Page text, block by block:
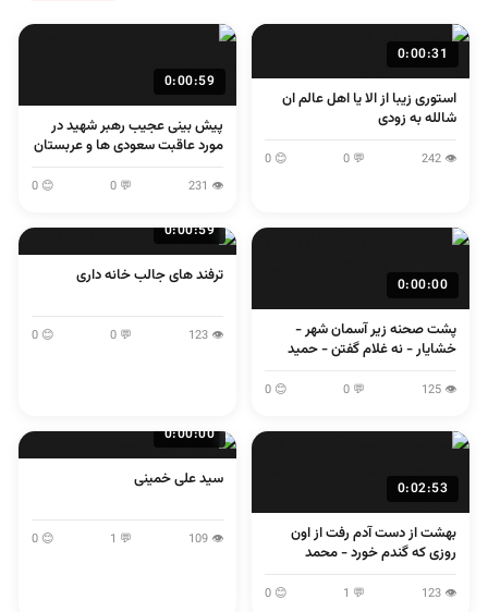
0:00:31
استوری زیبا از الا یا اهل عالم ان
شالله به زودی
👁 242
💬 0
😊 0
0:00:59
پیش بینی عجیب رهبر شهید در
مورد عاقبت سعودی ها و عربستان
👁 231
💬 0
😊 0
0:00:00
پشت صحنه زیر آسمان شهر -
خشایار - نه غلام گفتن - حمید
👁 125
💬 0
😊 0
0:00:59
ترفند های جالب خانه داری
👁 123
💬 0
😊 0
0:02:53
بهشت از دست آدم رفت از اون
روزی که گندم خورد - محمد
👁 123
💬 1
😊 0
0:00:00
سید علی خمینی
👁 109
💬 1
😊 0